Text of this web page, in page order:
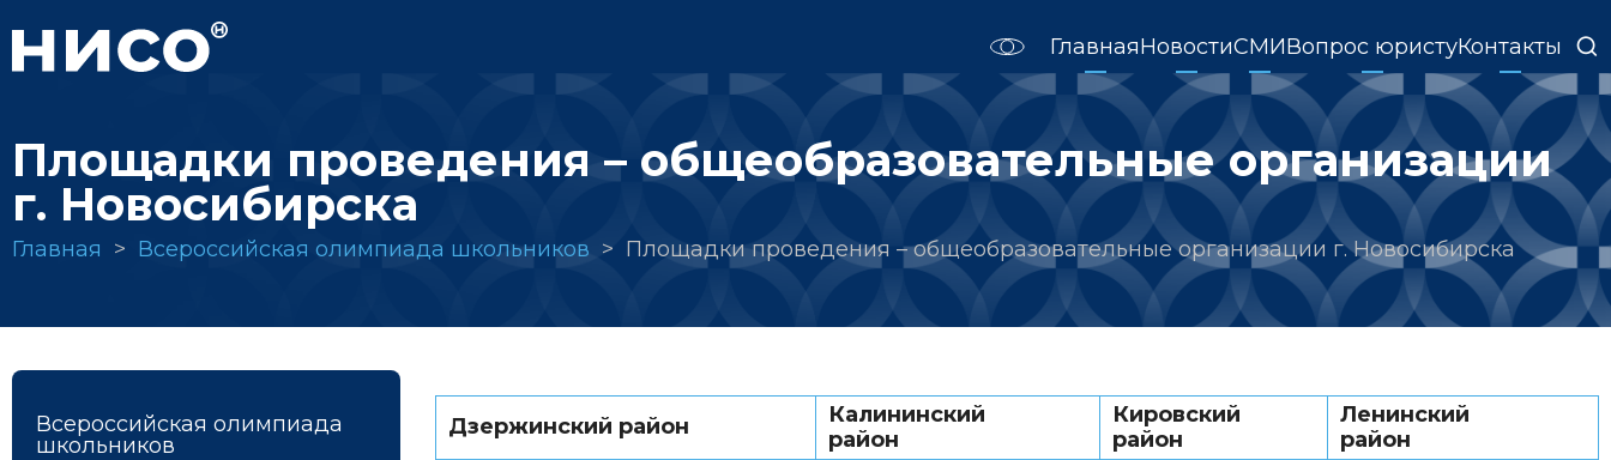
основному
Основная
навигация
ГлавнаяНовостиСМИВопрос юристуКонтакты
Площадки проведения – общеобразовательные организации
г. Новосибирска
Строка
Главная Всероссийская олимпиада школьников Площадки проведения – общеобразовательные организации г. Новосибирска
Дзержинский район
Калининский
район
Кировский
район
Ленинский
район
Всероссийская олимпиада
школьников